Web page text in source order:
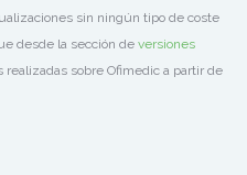
sin ningún tipo de coste
desde la sección de versiones
sobre Ofimedic a partir de